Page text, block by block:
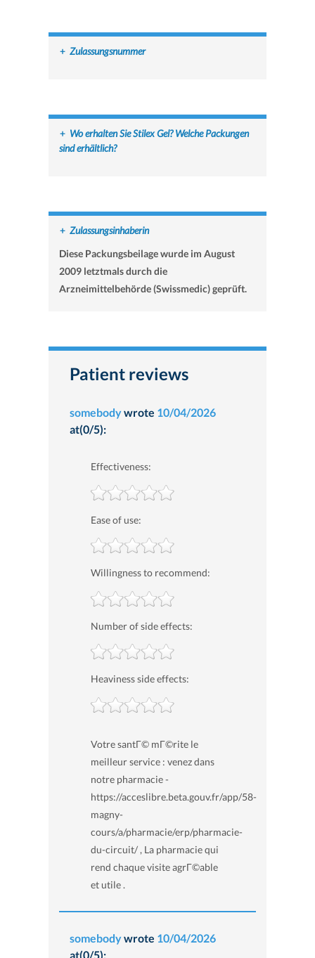
+ Zulassungsnummer
+ Wo erhalten Sie Stilex Gel? Welche Packungen
sind erhältlich?
+ Zulassungsinhaberin
Diese Packungsbeilage wurde im August
2009 letztmals durch die
Arzneimittelbehörde (Swissmedic) geprüft.
Patient reviews
somebodywrote 10/04/2026
at(0/5):
Effectiveness:
Ease of use:
Willingness to recommend:
Number of side effects:
Heaviness side effects:
Votre santГ© mГ©rite le
meilleur service : venez dans
notre pharmacie -
https://acceslibre.beta.gouv.fr/app/58-
magny-
cours/a/pharmacie/erp/pharmacie-
du-circuit/ , La pharmacie qui
rend chaque visite agrГ©able
et utile .
somebodywrote 10/04/2026
at(0/5):